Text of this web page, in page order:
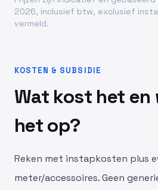
2026, inclusief btw, exclusief
vermeld.
KOSTEN & SUBSIDIE
Wat kost het
het op?
Reken met instapkosten plus
meter/accessoires. Geen